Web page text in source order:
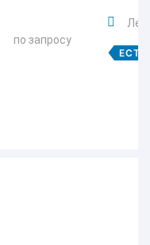
по запросу